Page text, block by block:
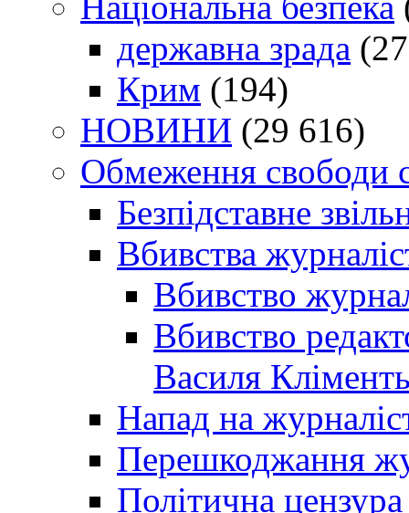
державна зрада
Крим (194)
НОВИНИ (29 616)
Обмеження свободи
Безпідставне
Вбивства
Вбивство
Вбивство
Василя
Напад на
Перешкоджання
Політична цензура